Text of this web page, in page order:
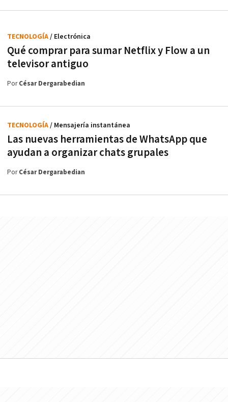
Qué comprar para sumar Netflix y Flow a un
televisor antiguo
TECNOLOGÍA/ Electrónica
PorCésar Dergarabedian
Las nuevas herramientas de WhatsApp que
ayudan a organizar chats grupales
TECNOLOGÍA/ Mensajería instantánea
PorCésar Dergarabedian